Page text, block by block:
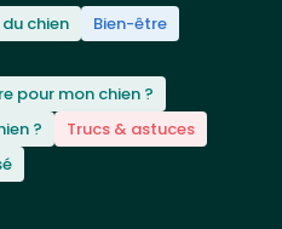
chien
Bien-être
pour mon chien ?
?
Trucs & astuces